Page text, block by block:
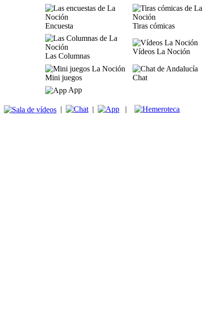
Encuesta Tiras cómicas
Las Columnas
Vídeos La Noción
Mini juegos
Chat
App
| | |